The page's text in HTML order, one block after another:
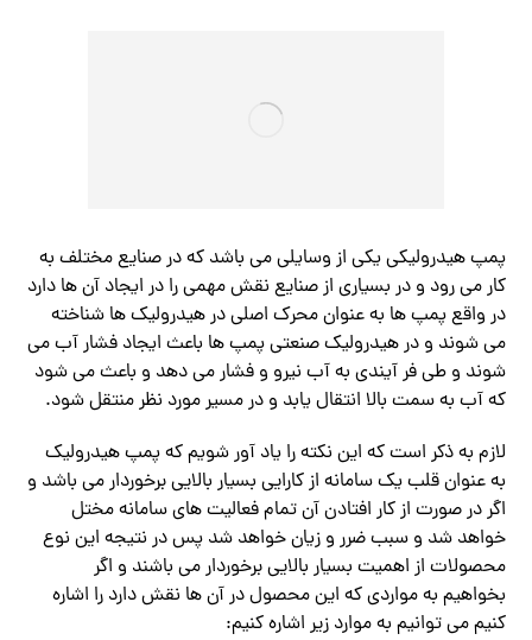
پمپ هیدرولیکی یکی از وسایلی می باشد که در صنایع مختلف به
کار می رود و در بسیاری از صنایع نقش مهمی را در ایجاد آن ها دارد
در واقع پمپ ها به عنوان محرک اصلی در هیدرولیک ها شناخته
می شوند و در هیدرولیک صنعتی پمپ ها باعث ایجاد فشار آب می
شوند و طی فر آیندی به آب نیرو و فشار می دهد و باعث می شود
که آب به سمت بالا انتقال یابد و در مسیر مورد نظر منتقل شود.
لازم به ذکر است که این نکته را یاد آور شویم که پمپ هیدرولیک
به عنوان قلب یک سامانه از کارایی بسیار بالایی برخوردار می باشد و
اگر در صورت از کار افتادن آن تمام فعالیت های سامانه مختل
خواهد شد و سبب ضرر و زیان خواهد شد پس در نتیجه این نوع
محصولات از اهمیت بسیار بالایی برخوردار می باشند و اگر
بخواهیم به مواردی که این محصول در آن ها نقش دارد را اشاره
کنیم می توانیم به موارد زیر اشاره کنیم: